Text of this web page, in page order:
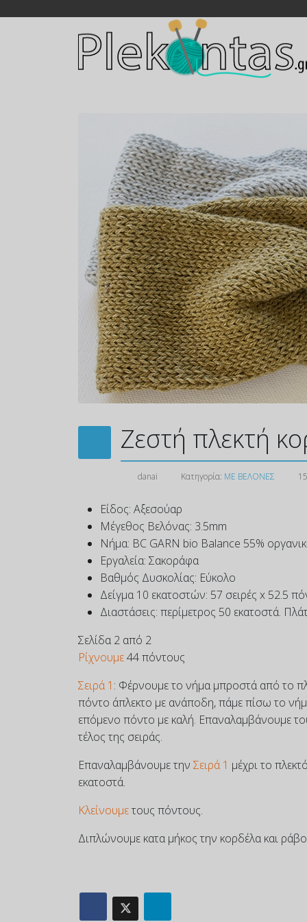
Ζεστή πλεκτή
danai Κατηγορία: ΜΕ ΒΕΛΟΝΕΣ
Είδος: Αξεσούαρ
Μέγεθος Βελόνας: 3.5mm
Νήμα: BC GARN bio Balance 55%
Εργαλεία: Σακοράφα
Βαθμός Δυσκολίας: Εύκολο
Δείγμα 10 εκατοστών: 57 σειρές x 52.5
Διαστάσεις: περίμετρος 50 εκατοστά.
Σελίδα 2 από 2
Ρίχνουμε44 πόντους
Σειρά 1 : Φέρνουμε το νήμα μπροστά από το
πόντο άπλεκτο με ανάποδη, πάμε πίσω το
επόμενο πόντο με καλή. Επαναλαμβάνουμε
τέλος της σειράς.
Επαναλαμβάνουμε την Σειρά 1 μέχρι το
εκατοστά.
Κλείνουμετους πόντους.
Διπλώνουμε κατα μήκος την κορδέλα και